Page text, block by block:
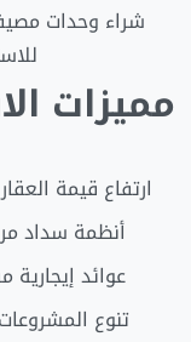
شراء وحدات
مميزات
ارتفاع قيمة
أنظمة سداد
عوائد
تنوع